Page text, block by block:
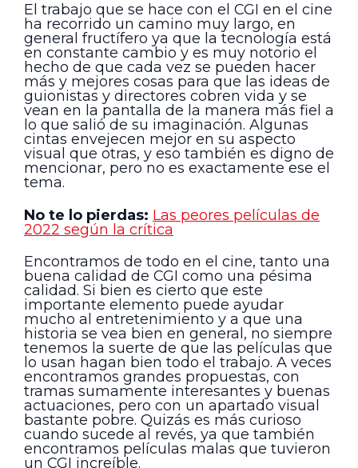
El trabajo que se hace con el CGI en el cine
ha recorrido un camino muy largo, en
general fructífero ya que la tecnología está
en constante cambio y es muy notorio el
hecho de que cada vez se pueden hacer
más y mejores cosas para que las ideas de
guionistas y directores cobren vida y se
vean en la pantalla de la manera más fiel a
lo que salió de su imaginación. Algunas
cintas envejecen mejor en su aspecto
visual que otras, y eso también es digno de
mencionar, pero no es exactamente ese el
tema.
No te lo pierdas: Las peores películas de
2022 según la crítica
Encontramos de todo en el cine, tanto una
buena calidad de CGI como una pésima
calidad. Si bien es cierto que este
importante elemento puede ayudar
mucho al entretenimiento y a que una
historia se vea bien en general, no siempre
tenemos la suerte de que las películas que
lo usan hagan bien todo el trabajo. A veces
encontramos grandes propuestas, con
tramas sumamente interesantes y buenas
actuaciones, pero con un apartado visual
bastante pobre. Quizás es más curioso
cuando sucede al revés, ya que también
encontramos películas malas que tuvieron
un CGI increíble.